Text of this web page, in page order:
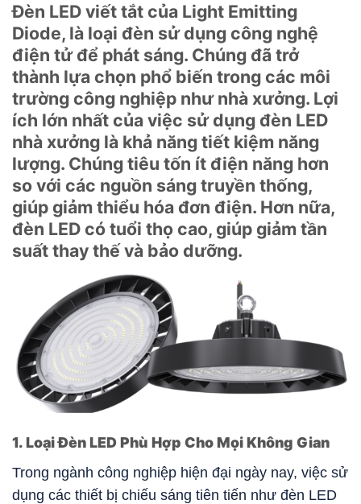
Đèn LED viết tắt của Light Emitting
Diode, là loại đèn sử dụng công nghệ
điện tử để phát sáng. Chúng đã trở
thành lựa chọn phổ biến trong các môi
trường công nghiệp như nhà xưởng. Lợi
ích lớn nhất của việc sử dụng đèn LED
nhà xưởng là khả năng tiết kiệm năng
lượng. Chúng tiêu tốn ít điện năng hơn
so với các nguồn sáng truyền thống,
giúp giảm thiểu hóa đơn điện. Hơn nữa,
đèn LED có tuổi thọ cao, giúp giảm tần
suất thay thế và bảo dưỡng.
1. Loại Đèn LED Phù Hợp Cho Mọi Không Gian
Trong ngành công nghiệp hiện đại ngày nay, việc sử
dụng các thiết bị chiếu sáng tiên tiến như đèn LED